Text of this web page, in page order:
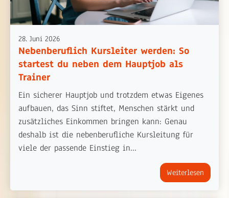
28. Juni 2026
Nebenberuflich Kursleiter werden: So
startest du neben dem Hauptjob als
Trainer
Ein sicherer Hauptjob und trotzdem etwas Eigenes
aufbauen, das Sinn stiftet, Menschen stärkt und
zusätzliches Einkommen bringen kann: Genau
deshalb ist die nebenberufliche Kursleitung für
viele der passende Einstieg in...
Weiterlesen